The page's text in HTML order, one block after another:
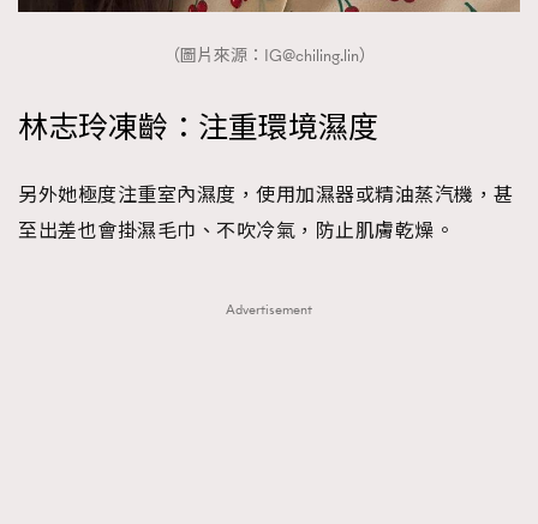
（圖片來源： IG@chiling.lin）
林志玲凍齡：注重環境濕度
另外她極度注重室內濕度，使用加濕器或精油蒸汽機，甚
至出差也會掛濕毛巾、不吹冷氣，防止肌膚乾燥。
Advertisement